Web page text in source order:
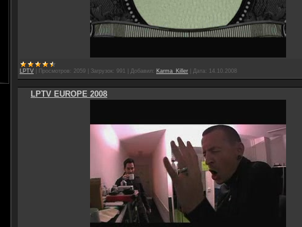
LPTV Просмотров: 2059 Загрузок: 991 Добавил: Karma_Killer Дата: 14.10.2008
LPTV EUROPE 2008